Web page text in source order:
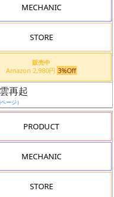
MECHANIC
STORE
販売中
Amazon 2,980円 3%Off
再起
ージ）
PRODUCT
MECHANIC
STORE